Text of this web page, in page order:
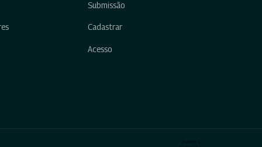
Submissão
Cadastrar
Acesso